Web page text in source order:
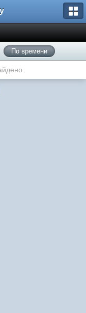
По времени